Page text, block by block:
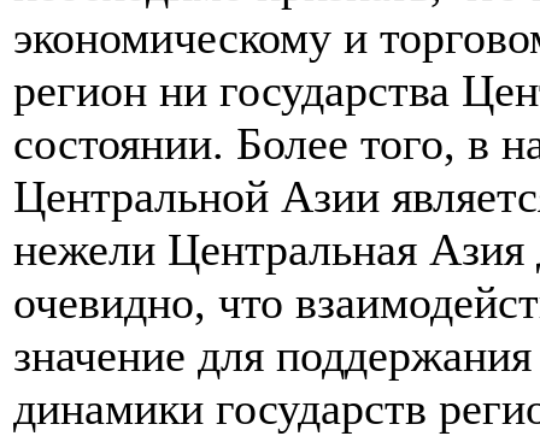
экономическому и
регион ни государства
состоянии. Более того, в
Центральной Азии
нежели Центральная
очевидно, что
значение для
динамики государств